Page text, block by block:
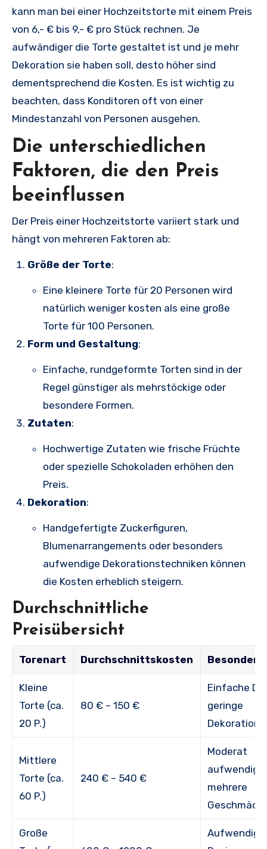
kann man bei einer Hochzeitstorte mit einem Preis
von 6,- € bis 9,- € pro Stück rechnen. Je
aufwändiger die Torte gestaltet ist und je mehr
Dekoration sie haben soll, desto höher sind
dementsprechend die Kosten. Es ist wichtig zu
beachten, dass Konditoren oft von einer
Mindestanzahl von Personen ausgehen.
Die unterschiedlichen
Faktoren, die den Preis
beeinflussen
Der Preis einer Hochzeitstorte variiert stark und
hängt von mehreren Faktoren ab:
Größe der Torte:
Eine kleinere Torte für 20 Personen wird
natürlich weniger kosten als eine große
Torte für 100 Personen.
Form und Gestaltung:
Einfache, rundgeformte Torten sind in der
Regel günstiger als mehrstöckige oder
besondere Formen.
Zutaten:
Hochwertige Zutaten wie frische Früchte
oder spezielle Schokoladen erhöhen den
Preis.
Dekoration:
Handgefertigte Zuckerfiguren,
Blumenarrangements oder besonders
aufwendige Dekorationstechniken können
die Kosten erheblich steigern.
Durchschnittliche
Preisübersicht
Torenart Durchschnittskosten
Kleine
Torte (ca.
20 P.)
80 € – 150 €
Einfache
geringe
Dekoration
Mittlere
Torte (ca.
60 P.)
240 € – 540 €
Moderat
aufwendig,
mehrere
Große
Aufwendige